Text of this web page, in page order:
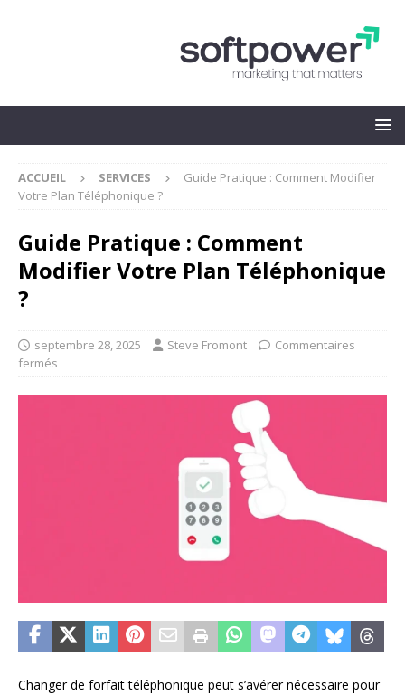
ACCUEIL SERVICES
Guide Pratique : Comment Modifier
Votre Plan Téléphonique ?
Guide Pratique : Comment
Modifier Votre Plan Téléphonique
?
septembre 28, 2025 Steve Fromont
Commentaires
fermés
Changer de forfait téléphonique peut s’avérer nécessaire pour